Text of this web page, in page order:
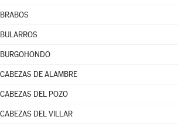
BRABOS
BULARROS
BURGOHONDO
CABEZAS DE ALAMBRE
CABEZAS DEL POZO
CABEZAS DEL VILLAR